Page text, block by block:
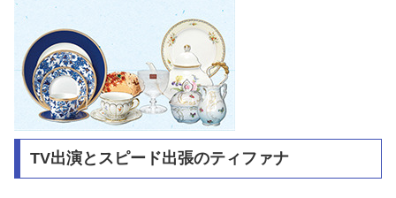
TV出演とスピード出張のティファナ